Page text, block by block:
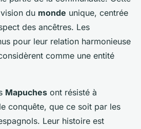
du monde unique, centrée
des ancêtres. Les
pour leur relation harmonieuse
comme une entité
Mapuches ont résisté à
conquête, que ce soit par les
Leur histoire est